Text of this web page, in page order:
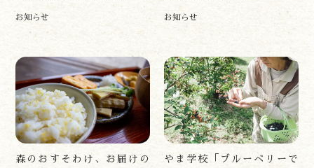
お知らせ お知らせ
森のおすそわけ、お届けの
やま学校「ブルーベリーで
やま学校
紅葉情報
神楽情報
森の風の記憶
アクセス
お問い合わせ
プライバシーポリシー